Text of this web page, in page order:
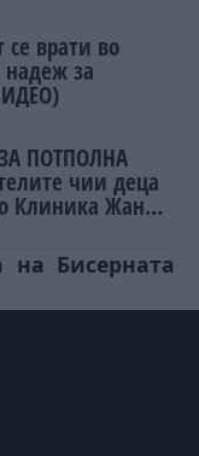
врати во
за
ПОТПОЛНА
чии деца
Клиника Жан
на Бисерната